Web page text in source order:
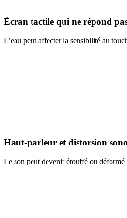
Écran tactile qui ne répond
L’eau peut affecter la sensibilité au
Haut-parleur et distorsion
Le son peut devenir étouffé ou déformé